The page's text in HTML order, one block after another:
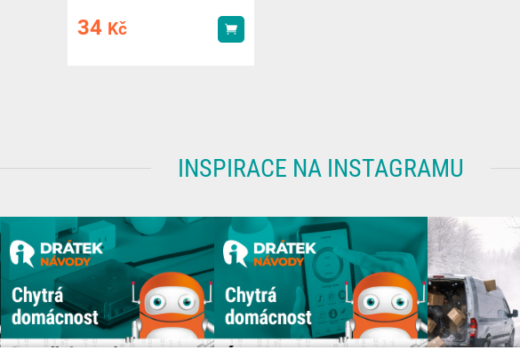
34 Kč Koupit
INSPIRACE NA INSTAGRAMU